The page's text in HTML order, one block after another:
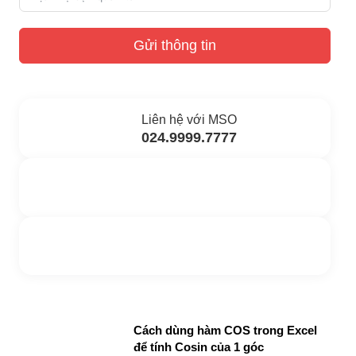
Gửi thông tin
Liên hệ với MSO
024.9999.7777
Cách dùng hàm COS trong Excel
để tính Cosin của 1 góc